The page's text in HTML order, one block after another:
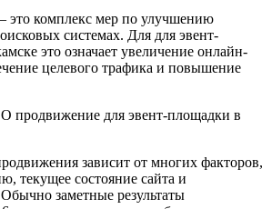
это комплекс мер по улучшению
системах. Для для эвент-
это означает увеличение онлайн-
целевого трафика и повышение
продвижение для эвент-площадки в
зависит от многих факторов,
текущее состояние сайта и
заметные результаты